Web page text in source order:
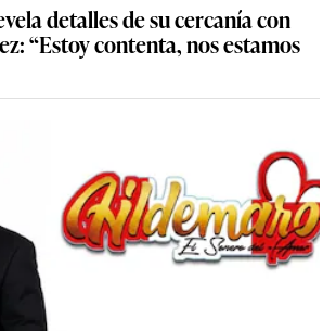
detalles de su cercanía con
“Estoy contenta, nos estamos